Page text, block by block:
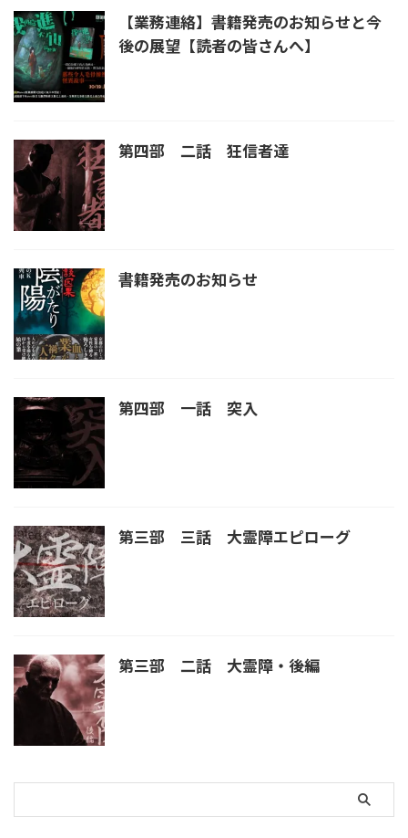
【業務連絡】書籍発売のお知らせと今
後の展望【読者の皆さんへ】
第四部 二話 狂信者達
書籍発売のお知らせ
第四部 一話 突入
第三部 三話 大霊障エピローグ
第三部 二話 大霊障・後編